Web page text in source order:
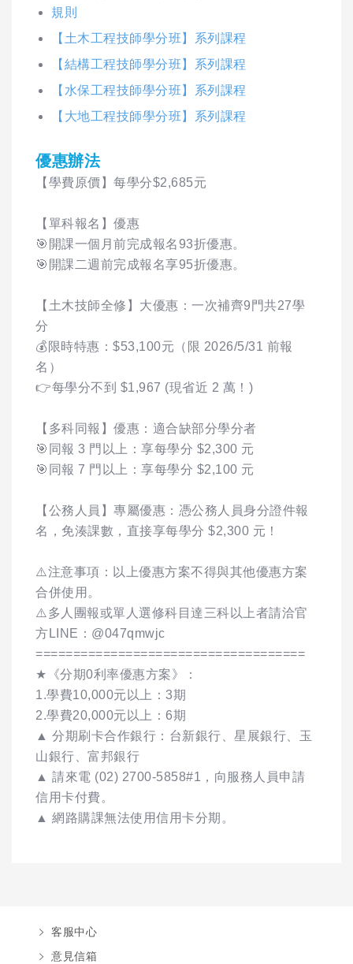
規則
【土木工程技師學分班】系列課程
【結構工程技師學分班】系列課程
【水保工程技師學分班】系列課程
【大地工程技師學分班】系列課程
優惠辦法
【學費原價】每學分$2,685元
【單科報名】優惠
🎯開課一個月前完成報名93折優惠。
🎯開課二週前完成報名享95折優惠。
【土木技師全修】大優惠：一次補齊9門共27學
分
💰限時特惠：$53,100元（限 2026/5/31 前報
名）
👉每學分不到 $1,967 (現省近 2 萬！)
【多科同報】優惠：適合缺部分學分者
🎯同報 3 門以上：享每學分 $2,300 元
🎯同報 7 門以上：享每學分 $2,100 元
【公務人員】專屬優惠：憑公務人員身分證件報
名，免湊課數，直接享每學分 $2,300 元！
⚠️注意事項：以上優惠方案不得與其他優惠方案
合併使用。
⚠️多人團報或單人選修科目達三科以上者請洽官
方LINE：@047qmwjc
====================================
★《分期0利率優惠方案》：
1.學費10,000元以上：3期
2.學費20,000元以上：6期
▲ 分期刷卡合作銀行：台新銀行、星展銀行、玉
山銀行、富邦銀行
▲ 請來電 (02) 2700-5858#1，向服務人員申請
信用卡付費。
▲ 網路購課無法使用信用卡分期。
客服中心
意見信箱